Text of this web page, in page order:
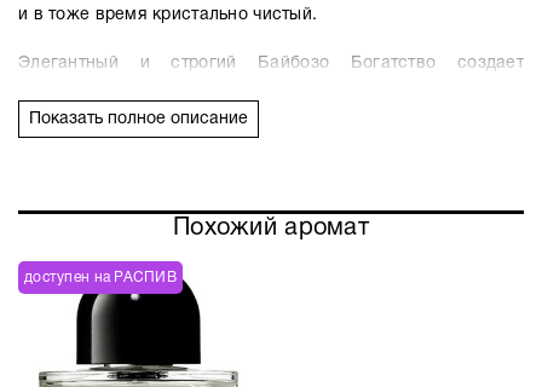
и в тоже время кристально чистый.
Элегантный и строгий Байбозо Богатство создает
эксцентричен и многогранен. В самом начале слышны
альдегидные аккорды в пересечении со сладким
время в игру вступают нежные утонченные переливы
бархатного пиона и пудровой фиалки. Медово-цитрусовые
теплоты и прохлады одновременно. Необычный
кристальный шлейф закрепляется древесными нотами, а
фиксирует этот притягательный аромат мускус.
Будуарный минимализм во флаконе. Чарующий и
Показать полное описание
Похожий аромат
доступен на РАСПИВ